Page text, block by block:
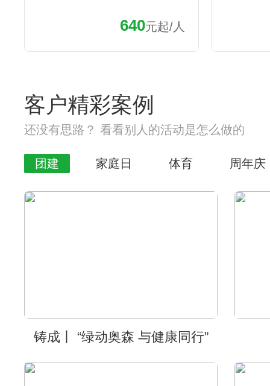
640元起/人
客户精彩案例
还没有思路？ 看看别人的活动是怎么做的
团建 家庭日 体育 周年庆
铸成丨 “绿动奥森 与健康同行”